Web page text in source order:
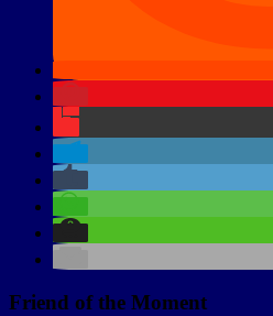
Friend of the Moment